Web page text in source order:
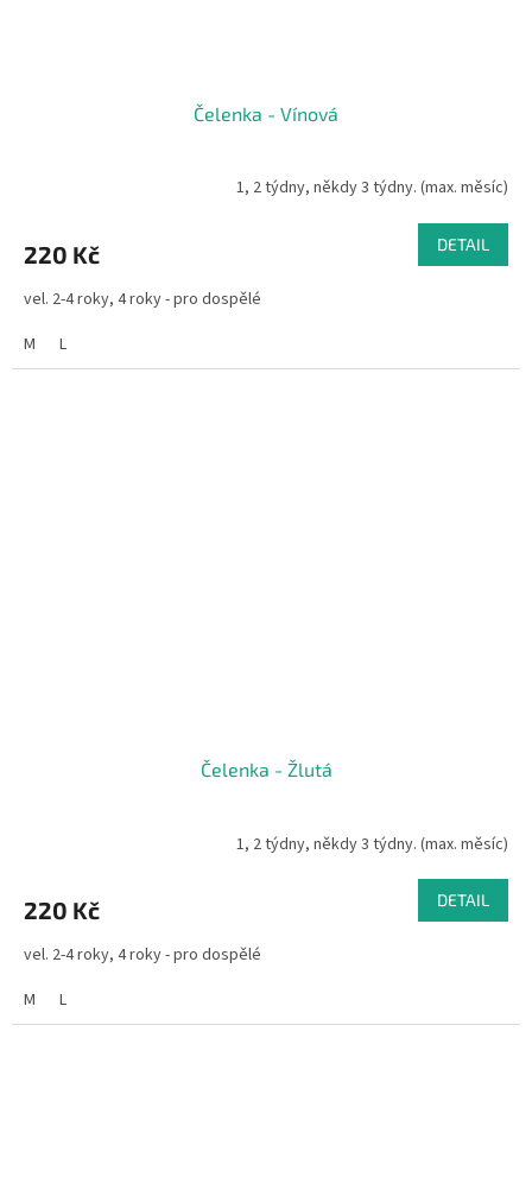
Čelenka - Vínová
1, 2 týdny, někdy 3 týdny. (max. měsíc)
220 Kč DETAIL
vel. 2-4 roky, 4 roky - pro dospělé
M
L
Čelenka - Žlutá
1, 2 týdny, někdy 3 týdny. (max. měsíc)
220 Kč DETAIL
vel. 2-4 roky, 4 roky - pro dospělé
M
L